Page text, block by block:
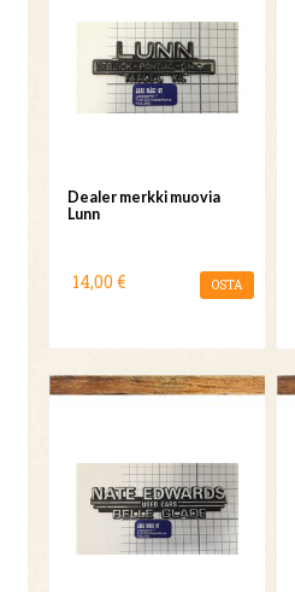
Dealer merkki muovia
Lunn
14,00 € OSTA